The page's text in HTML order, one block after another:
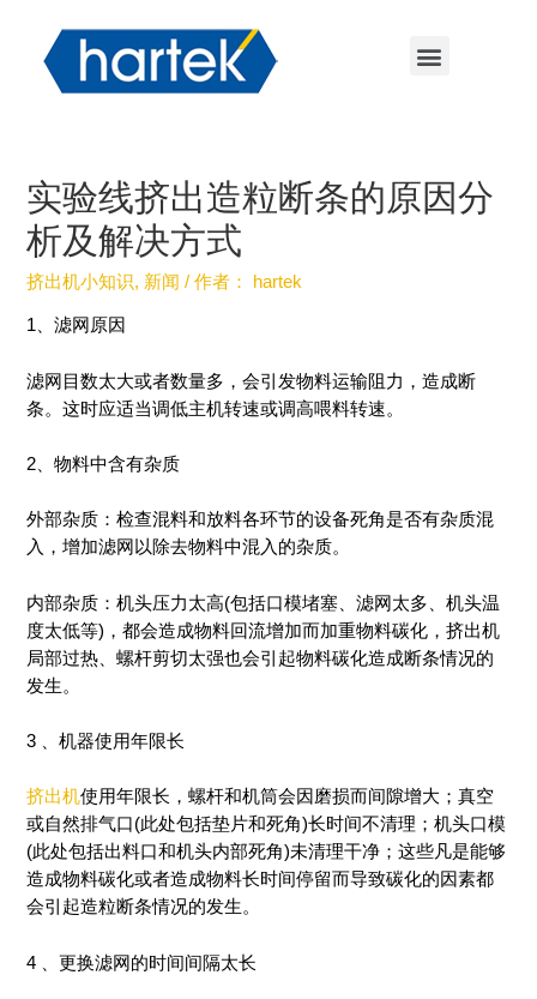
实验线挤出造粒断条的原因分
析及解决方式
挤出机小知识, 新闻 / 作者： hartek
1、滤网原因
滤网目数太大或者数量多，会引发物料运输阻力，造成断
条。这时应适当调低主机转速或调高喂料转速。
2、物料中含有杂质
外部杂质：检查混料和放料各环节的设备死角是否有杂质混
入，增加滤网以除去物料中混入的杂质。
内部杂质：机头压力太高(包括口模堵塞、滤网太多、机头温
度太低等)，都会造成物料回流增加而加重物料碳化，挤出机
局部过热、螺杆剪切太强也会引起物料碳化造成断条情况的
发生。
3 、机器使用年限长
挤出机使用年限长，螺杆和机筒会因磨损而间隙增大；真空
或自然排气口(此处包括垫片和死角)长时间不清理；机头口模
(此处包括出料口和机头内部死角)未清理干净；这些凡是能够
造成物料碳化或者造成物料长时间停留而导致碳化的因素都
会引起造粒断条情况的发生。
4 、更换滤网的时间间隔太长